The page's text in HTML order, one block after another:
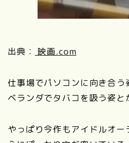
出典： 映画.com
仕事場でパソコンに向き合う
ベランダでタバコを吸う姿と
やっぱり今作もアイドルオー